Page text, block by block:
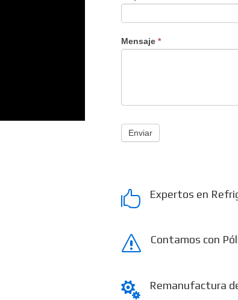
Mensaje *
Enviar
 Expertos en
s Contamos con
 Remanufactura